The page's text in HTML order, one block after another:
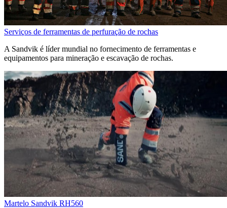
Serviços de ferramentas de perfuração de rochas
A Sandvik é líder mundial no fornecimento de ferramentas e
equipamentos para mineração e escavação de rochas.
Martelo Sandvik RH560